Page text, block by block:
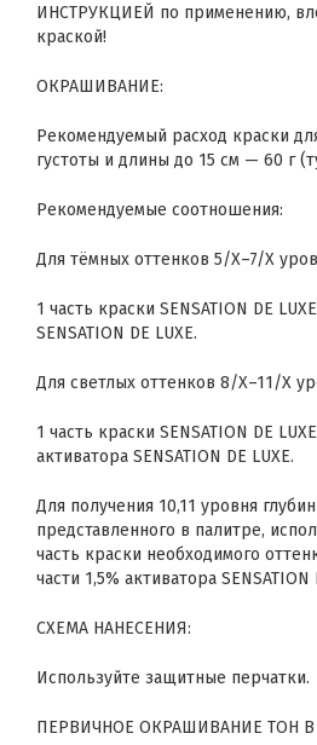
ИНСТРУКЦИЕЙ по применению,
краской!
ОКРАШИВАНИЕ:
Рекомендуемый расход краски
густоты и длины до 15 см — 60 г
Рекомендуемые соотношения:
Для тёмных оттенков 5/Х–7/Х
1 часть краски SENSATION DE
SENSATION DE LUXE.
Для светлых оттенков 8/Х–11/Х
1 часть краски SENSATION DE
активатора SENSATION DE LUXE.
Для получения 10,11 уровня
представленного в палитре,
часть краски необходимого
части 1,5% активатора SENSATION
СХЕМА НАНЕСЕНИЯ:
Используйте защитные перчатки.
ПЕРВИЧНОЕ ОКРАШИВАНИЕ ТОН В